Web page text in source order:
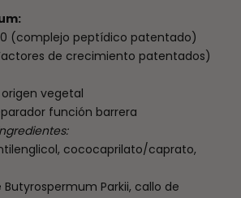
(complejo peptídico patentado)
de crecimiento patentados)
origen vegetal
función barrera
cococaprilato/caprato,
Parkii, callo de